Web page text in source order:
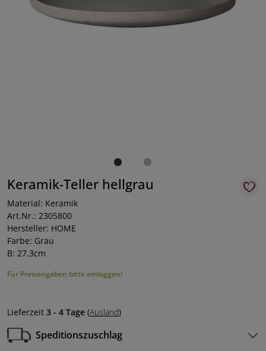
Keramik-Teller hellgrau
Material: Keramik
Art.Nr.: 2305800
Hersteller: HOME
Farbe: Grau
B: 27.3cm
Für Preisangaben bitte einloggen!
Lieferzeit 3 - 4 Tage (Ausland)
Speditionszuschlag